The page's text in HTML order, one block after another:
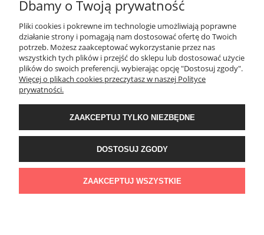
POMOC
MOJE KONTO
INFORMACJE
O NAS
Dbamy o Twoją prywatność
Pliki cookies i pokrewne im technologie umożliwiają poprawne
działanie strony i pomagają nam dostosować ofertę do Twoich
potrzeb. Możesz zaakceptować wykorzystanie przez nas
wszystkich tych plików i przejść do sklepu lub dostosować użycie
plików do swoich preferencji, wybierając opcję "Dostosuj zgody".
Więcej o plikach cookies przeczytasz w naszej Polityce
prywatności.
ZAAKCEPTUJ TYLKO NIEZBĘDNE
DOSTOSUJ ZGODY
ZAAKCEPTUJ WSZYSTKIE